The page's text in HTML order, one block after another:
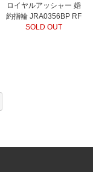
ロイヤルアッシャー 婚
約指輪 JRA0356BP RF
SOLD OUT